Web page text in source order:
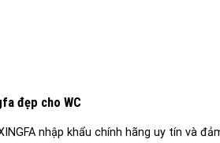
đẹp cho WC
nhập khẩu chính hãng uy tín và